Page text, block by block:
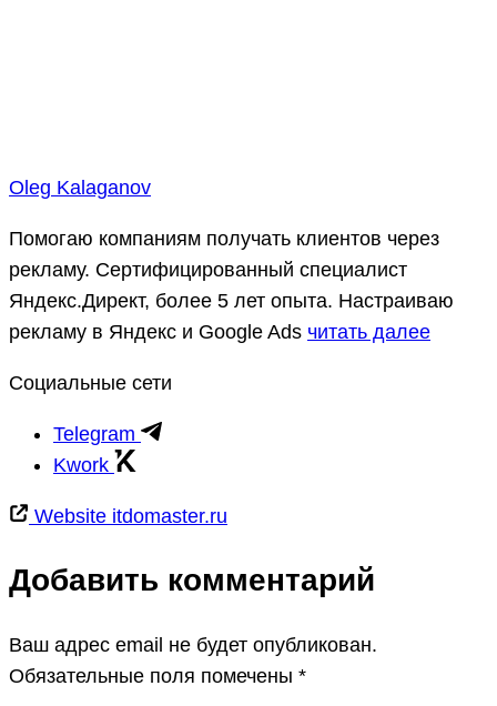
Oleg Kalaganov
Помогаю компаниям получать клиентов через
рекламу. Сертифицированный специалист
Яндекс.Директ, более 5 лет опыта. Настраиваю
рекламу в Яндекс и Google Ads читать далее
Социальные сети
Telegram
Kwork
Website itdomaster.ru
Добавить комментарий
Ваш адрес email не будет опубликован.
Обязательные поля помечены *